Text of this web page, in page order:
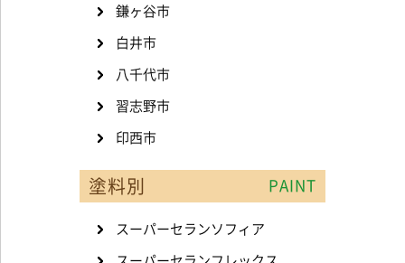
鎌ヶ谷市
白井市
八千代市
習志野市
印西市
塗料別 PAINT
スーパーセランソフィア